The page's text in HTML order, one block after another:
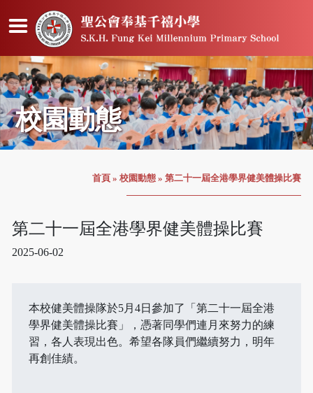
校園動態
首頁 » 校園動態 » 第二十一屆全港學界健美體操比賽
第二十一屆全港學界健美體操比賽
2025-06-02
本校健美體操隊於5月4日參加了「第二十一屆全港
學界健美體操比賽」，憑著同學們連月來努力的練
習，各人表現出色。希望各隊員們繼續努力，明年
再創佳績。